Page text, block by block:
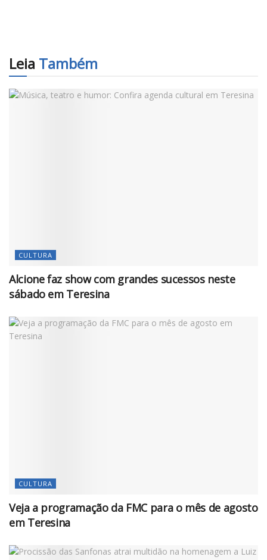
Leia Também
CULTURA
Alcione faz show com grandes sucessos neste
sábado em Teresina
CULTURA
Veja a programação da FMC para o mês de agosto
em Teresina